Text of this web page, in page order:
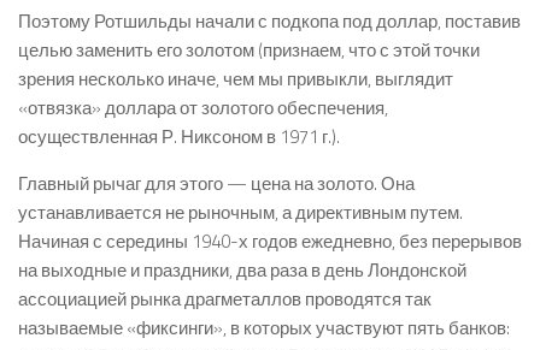
Поэтому Ротшильды начали с подкопа под доллар, поставив
целью заменить его золотом (признаем, что с этой точки
зрения несколько иначе, чем мы привыкли, выглядит
«отвязка» доллара от золотого обеспечения,
осуществленная Р. Никсоном в 1971 г.).
Главный рычаг для этого — цена на золото. Она
устанавливается не рыночным, а директивным путем.
Начиная с середины 1940-х годов ежедневно, без перерывов
на выходные и праздники, два раза в день Лондонской
ассоциацией рынка драгметаллов проводятся так
называемые «фиксинги», в которых участвуют пять банков: